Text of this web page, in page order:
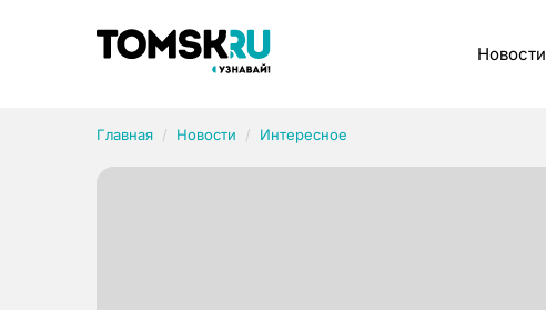
Новости
Главная Новости Интересное
Рубрики